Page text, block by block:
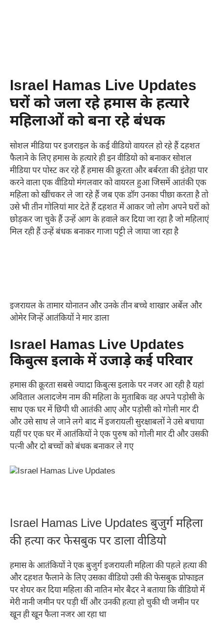
Israel Hamas Live Updates
घरों को जला रहे हमास के हत्यारे
महिलाओं को बना रहे बंधक
सोशल मीडिया पर इजराइल के कई वीडियो वायरल हो रहे हैं दहशत
फैलाने के लिए हमास के हत्यारे ही इन वीडियो को बनाकर सोशल
मीडिया पर पोस्ट कर रहे हैं हमास की क्रूरता और बर्बरता की इंतेहा पार
करने वाला एक वीडियो मंगलवार को वायरल हुआ जिसमें आतंकी एक
महिला को खींचकर ले जा रहे हैं जब एक डॉग उनका पीछा करता है तो
उसे भी तीन गोलियां मार देते हैं दहशत में आकर जो लोग अपने घरों को
छोड़कर जा चुके हैं उन्हें आग के हवाले कर दिया जा रहा है जो महिलाएं
मिल रही हैं उन्हें बंधक बनाकर गाजा पट्टी ले जाया जा रहा है
इजरायल के तामार योनातन और उनके तीन बच्चे शाखार अर्बेल और
ओमेर जिन्हें आतंकियों ने मार डाला
Israel Hamas Live Updates
किबुत्स इलाके में उजाड़े कई परिवार
हमास की क्रूरता सबसे ज्यादा किबुत्स इलाके पर नजर आ रही है यहां
अविताल अलादजेम नाम की महिला के मुताबिक वह अपने पड़ोसी के
साथ एक घर में छिपी थी आतंकी आए और पड़ोसी को गोली मार दी
और उसे साथ ले जाने लगे बाद में इजरायली सुरक्षाबलों ने उसे बचाया
यहीं पर एक घर में आतंकियों ने एक पुरुष को गोली मार दी और उसकी
पत्नी और दो बच्चों को बंधक बनाकर ले गए
Israel Hamas Live Updates बुजुर्ग महिला
की हत्या कर फेसबुक पर डाला वीडियो
हमास के आतंकियों ने एक बुजुर्ग इजरायली महिला की पहले हत्या की
और दहशत फैलाने के लिए उसका वीडियो उसी की फेसबुक प्रोफाइल
पर शेयर कर दिया महिला की नातिन मोर बैदर ने बताया कि वीडियो में
मेरी नानी जमीन पर पड़ी थीं और उनकी हत्या हो चुकी थी जमीन पर
खून ही खून फैला नजर आ रहा था